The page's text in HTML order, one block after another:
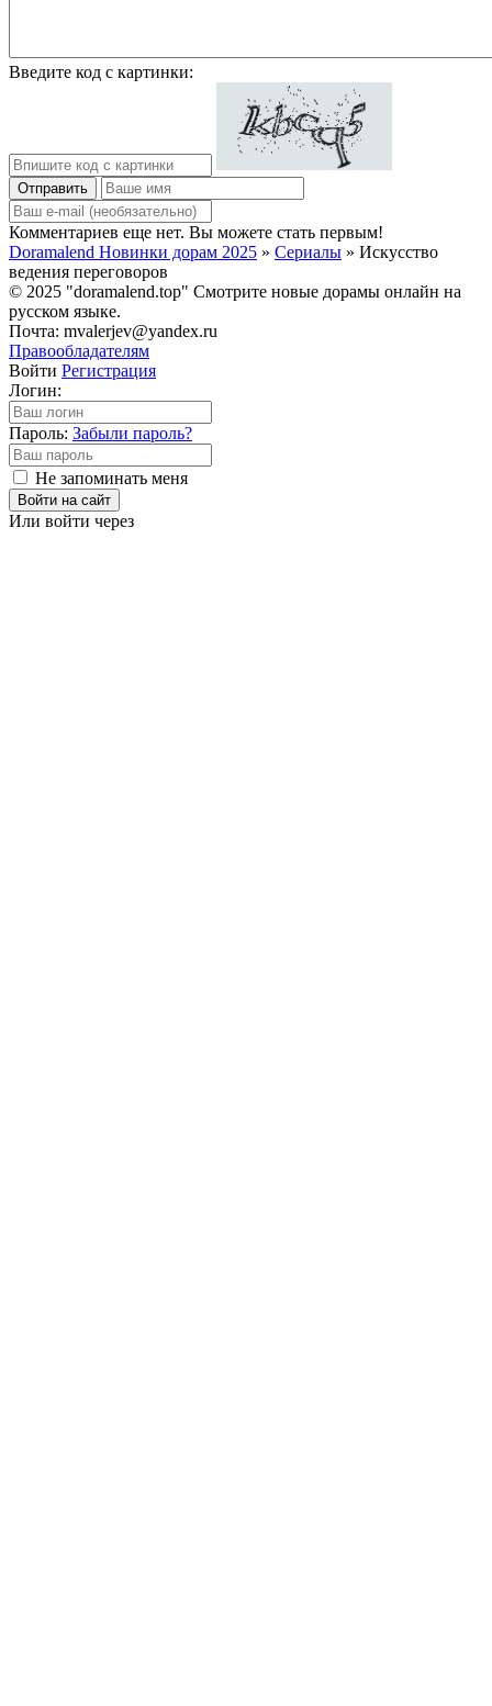
Введите код с картинки:
Отправить
Комментариев еще нет. Вы можете стать первым!
Doramalend Новинки дорам 2025 » Сериалы » Искусство
ведения переговоров
© 2025 "doramalend.top" Смотрите новые дорамы онлайн на
русском языке.
Почта: mvalerjev@yandex.ru
Правообладателям
Войти Регистрация
Логин:
Пароль: Забыли пароль?
Не запоминать меня
Войти на сайт
Или войти через